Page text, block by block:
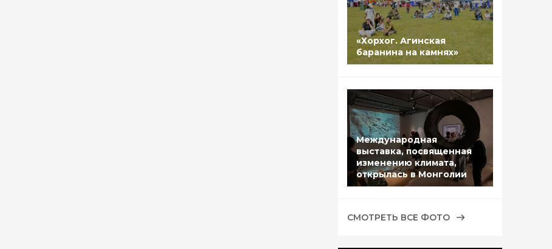
«Хорхог. Агинская
баранина на камнях»
Международная
выставка, посвященная
изменению климата,
открылась в Монголии
СМОТРЕТЬ ВСЕ ФОТО